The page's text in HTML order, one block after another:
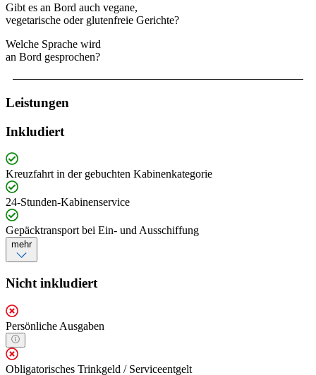
Gibt es an Bord auch vegane,
vegetarische oder glutenfreie Gerichte?
Welche Sprache wird
an Bord gesprochen?
Leistungen
Inkludiert
Kreuzfahrt in der gebuchten Kabinenkategorie
24-Stunden-Kabinenservice
Gepäcktransport bei Ein- und Ausschiffung
mehr
Nicht inkludiert
Persönliche Ausgaben
Obligatorisches Trinkgeld / Serviceentgelt